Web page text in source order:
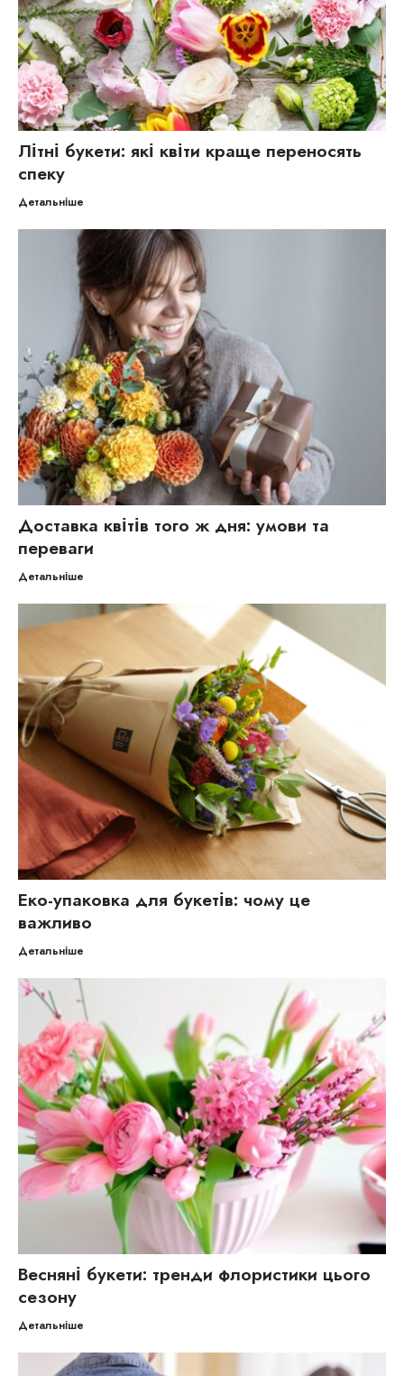
Літні букети: які квіти краще переносять
спеку
Детальніше
Доставка квітів того ж дня: умови та
переваги
Детальніше
Еко-упаковка для букетів: чому це
важливо
Детальніше
Весняні букети: тренди флористики цього
сезону
Детальніше